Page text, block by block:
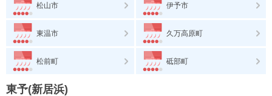
松山市 伊予市
東温市 久万高原町
松前町 砥部町
東予(新居浜)